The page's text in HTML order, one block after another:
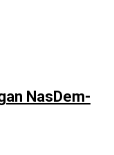
NasDem-